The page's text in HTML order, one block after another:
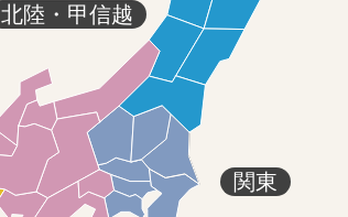
関東
北陸・甲信越